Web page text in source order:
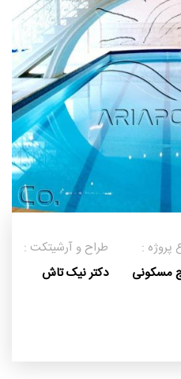
پروژه :
مسکونی
طراح و آرشیتکت :
دکتر نیک تاش